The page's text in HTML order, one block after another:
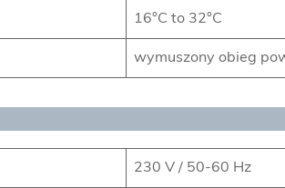
16°C to 32°C
wymuszony obieg
230 V / 50-60 Hz